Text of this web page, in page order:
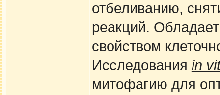
отбеливанию,
реакций.
свойством
Исследования in
митофагию для